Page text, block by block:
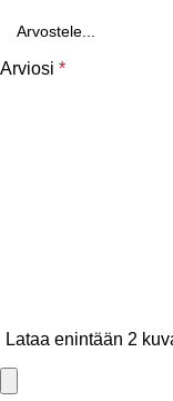
Arviosi *
Lataa enintään 2